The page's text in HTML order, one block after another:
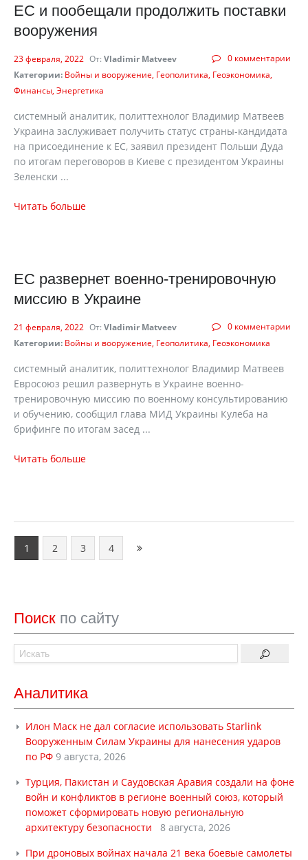
ЕС и пообещали продолжить поставки
вооружения
0 комментарии
23 февраля, 2022 От: Vladimir Matveev
Категории: Войны и вооружение Геополитика Геоэкономика
Финансы Энергетика
системный аналитик, политтехнолог Владимир Матвеев
Украина заслуживает получить статус страны-кандидата
на присоединение к ЕС, заявил президент Польши Дуда
по итогам переговоров в Киеве с президентом Украины
Зеленски ...
Читать больше
ЕС развернет военно-тренировочную
миссию в Украине
0 комментарии
21 февраля, 2022 От: Vladimir Matveev
Категории: Войны и вооружение Геополитика Геоэкономика
системный аналитик, политтехнолог Владимир Матвеев
Евросоюз решил развернуть в Украине военно-
тренировочную миссию по военному консультированию
и обучению, сообщил глава МИД Украины Кулеба на
брифинге по итогам засед ...
Читать больше
1 2 3 4
Поиск по сайту
Аналитика
Илон Маск не дал согласие использовать Starlink
Вооруженным Силам Украины для нанесения ударов
по РФ 9 августа, 2026
Турция, Пакистан и Саудовская Аравия создали на фоне
войн и конфликтов в регионе военный союз, который
поможет сформировать новую региональную
архитектуру безопасности
8 августа, 2026
При дроновых войнах начала 21 века боевые самолеты